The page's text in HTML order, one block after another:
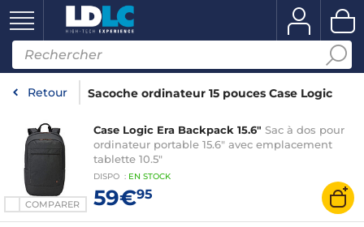
Retour Sacoche ordinateur 15 pouces Case Logic
COMPARER
Case Logic Era Backpack 15.6" Sac à dos pour
ordinateur portable 15.6" avec emplacement
tablette 10.5"
DISPO : EN STOCK
59€95